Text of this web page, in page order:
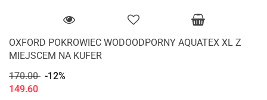
OXFORD POKROWIEC WODOODPORNY AQUATEX XL Z
MIEJSCEM NA KUFER
170.00 -12%
149.60